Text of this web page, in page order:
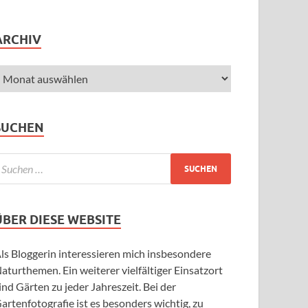
DIESE WEBSITE
Bloggerin interessieren mich insbesondere
Ein weiterer vielfältiger Einsatzort
Gärten zu jeder Jahreszeit. Bei der
ist es besonders wichtig, zu